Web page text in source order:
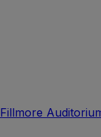
Fillmore